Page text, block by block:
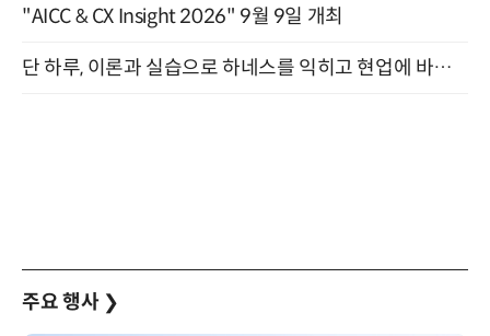
"AICC & CX Insight 2026" 9월 9일 개최
단 하루, 이론과 실습으로 하네스를 익히고 현업에 바로 쓰는 핸즈온 워크숍 (8/20)
주요 행사 ❯